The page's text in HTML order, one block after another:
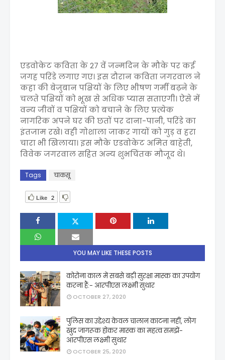
एडवोकेट कविता के 27 वें जन्मदिन के मौके पर कई
जगह परिंडे लगाए गए। इस दौरान कविता जगरवाल ने
कहा की बेजुबान पक्षियों के लिए भीषण गर्मी बढ़ने के
चलते पक्षियों को भूख से अधिक प्यास सताएगी। ऐसे में
वन्य जीवों व पक्षियों को बचाने के लिए प्रत्येक
नागरिक अपने घर की छतों पर दाना-पानी, परिंडे का
इंतजाम रखे। वही गोशाला जाकर गायों को गुड़ व हरा
चारा भी खिलाया। इस मौके एडवोकेट अमित बाहेती,
विवेक जगरवाल सहित अन्य शुभचिंतक मौजूद थे।
Tags चाकसू
Like 2
YOU MAY LIKE THESE POSTS
कोरोना काल में सबसे बड़ी सुरक्षा मास्क का उपयोग
करना हैं:- आरपीएस लक्ष्मी सुथार
OCTOBER 27, 2020
पुलिस का उद्देश्य केवल चालान काटना नहीं, लोग
खुद जागरूक होकर मास्क का महत्व समझें-
आरपीएस लक्ष्मी सुथार
OCTOBER 25, 2020